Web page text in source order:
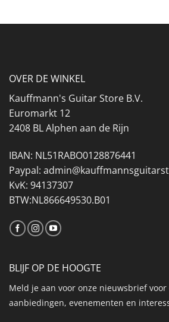
OVER DE WINKEL
Kauffmann's Guitar Store B.V.
Euromarkt 12
2408 BL Alphen aan de Rijn
IBAN: NL51RABO0128876441
Paypal:
KvK: 94137307
BTW:NL866649530.B01
BLIJF OP DE HOOGTE
Meld je aan voor onze nieuwsbrief voor
aanbiedingen, evenementen en